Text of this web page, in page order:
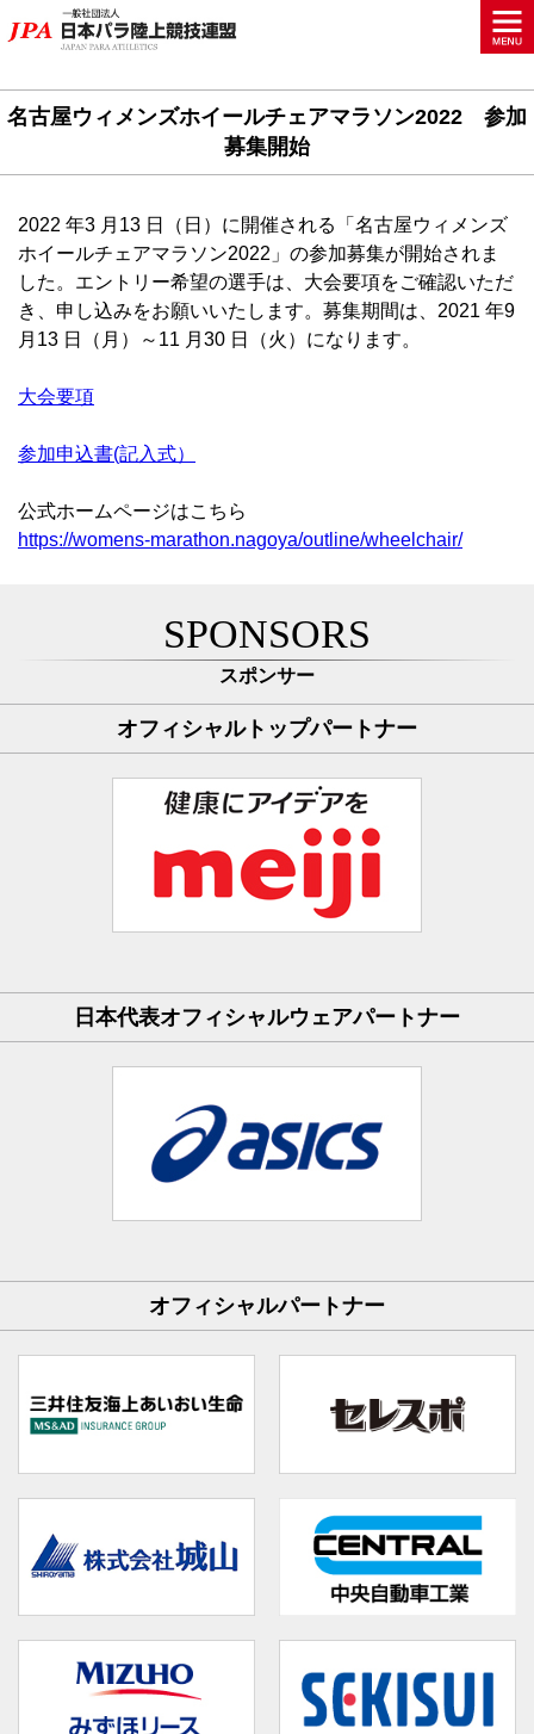
名古屋ウィメンズホイールチェアマラソン2022 参加
募集開始
2022 年3 月13 日（日）に開催される「名古屋ウィメンズ
ホイールチェアマラソン2022」の参加募集が開始されま
した。エントリー希望の選手は、大会要項をご確認いただ
き、申し込みをお願いいたします。募集期間は、2021 年9
月13 日（月）～11 月30 日（火）になります。
大会要項
参加申込書(記入式）
公式ホームページはこちら
https://womens-marathon.nagoya/outline/wheelchair/
SPONSORS
スポンサー
オフィシャルトップパートナー
日本代表オフィシャルウェアパートナー
オフィシャルパートナー